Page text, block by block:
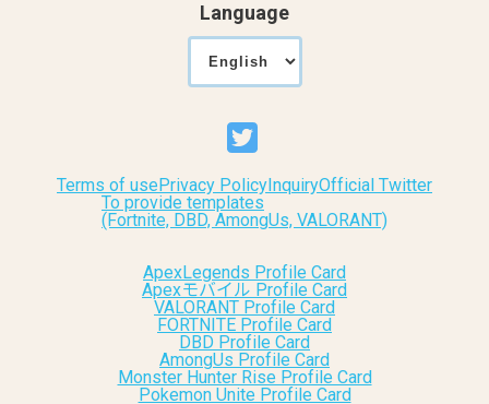
Language
Terms of usePrivacy Policy InquiryOfficial Twitter
To provide templates
(Fortnite, DBD, AmongUs, VALORANT)
ApexLegends Profile Card
Apexモバイル Profile Card
VALORANT Profile Card
FORTNITE Profile Card
DBD Profile Card
AmongUs Profile Card
Monster Hunter Rise Profile Card
Pokemon Unite Profile Card